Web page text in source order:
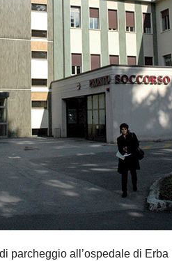
parcheggio all’ospedale di